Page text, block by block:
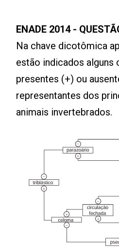
ENADE 2014 -
Na chave dicotômica
estão indicados alguns
presentes (+) ou
representantes dos
animais invertebrados.